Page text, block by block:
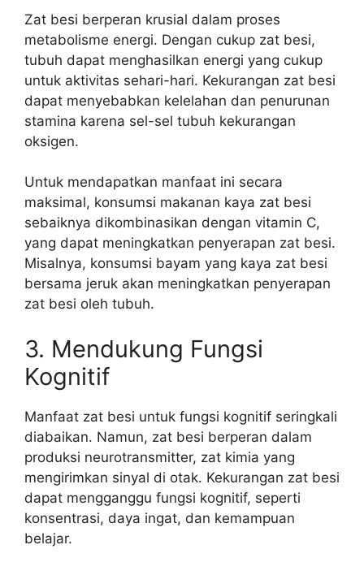
Zat besi berperan krusial dalam proses
metabolisme energi. Dengan cukup zat besi,
tubuh dapat menghasilkan energi yang cukup
untuk aktivitas sehari-hari. Kekurangan zat besi
dapat menyebabkan kelelahan dan penurunan
stamina karena sel-sel tubuh kekurangan
oksigen.
Untuk mendapatkan manfaat ini secara
maksimal, konsumsi makanan kaya zat besi
sebaiknya dikombinasikan dengan vitamin C,
yang dapat meningkatkan penyerapan zat besi.
Misalnya, konsumsi bayam yang kaya zat besi
bersama jeruk akan meningkatkan penyerapan
zat besi oleh tubuh.
3. Mendukung Fungsi
Kognitif
Manfaat zat besi untuk fungsi kognitif seringkali
diabaikan. Namun, zat besi berperan dalam
produksi neurotransmitter, zat kimia yang
mengirimkan sinyal di otak. Kekurangan zat besi
dapat mengganggu fungsi kognitif, seperti
konsentrasi, daya ingat, dan kemampuan
belajar.